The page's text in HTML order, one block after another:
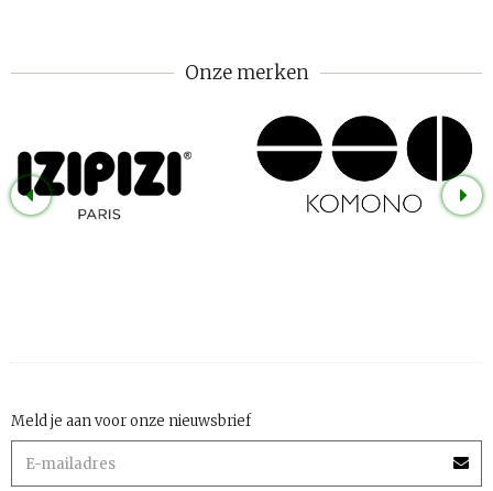
Onze merken
Meld je aan voor onze nieuwsbrief